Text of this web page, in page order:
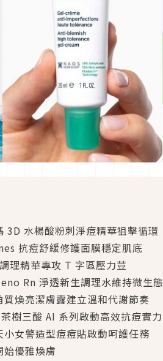
3D 水楊酸粉刺淨痘精華狙擊循環
抗痘舒緩修護面膜穩定肌底
理精華專攻 T 字區壓力荳
Rn 淨透新生調理水維持微生態
煥亮潔膚露建立溫和代謝節奏
樹三酸 AI 系列啟動高效抗痘實力
女警造型痘痘貼啟動呵護任務
優雅煥膚